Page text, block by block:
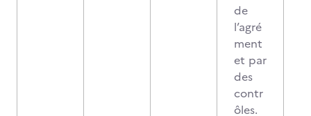
de
l’agré
ment
et par
des
contr
ôles.